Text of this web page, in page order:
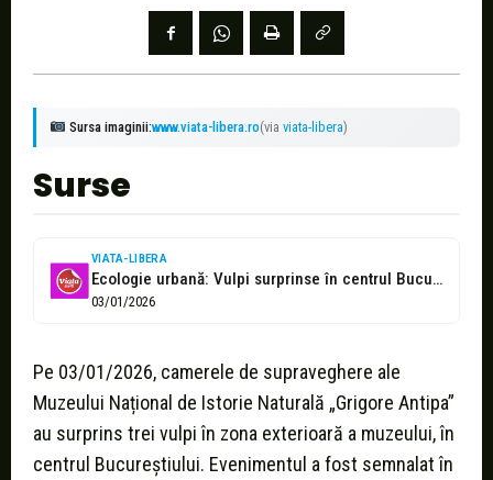
Sursa imaginii:www.viata-libera.ro(via viata-libera)
Surse
VIATA-LIBERA
Ecologie urbană: Vulpi surprinse în centrul Bucureştiului, la Muzeul „Antipa”
03/01/2026
Pe 03/01/2026, camerele de supraveghere ale
Muzeului Național de Istorie Naturală „Grigore Antipa”
au surprins trei vulpi în zona exterioară a muzeului, în
centrul Bucureștiului. Evenimentul a fost semnalat în